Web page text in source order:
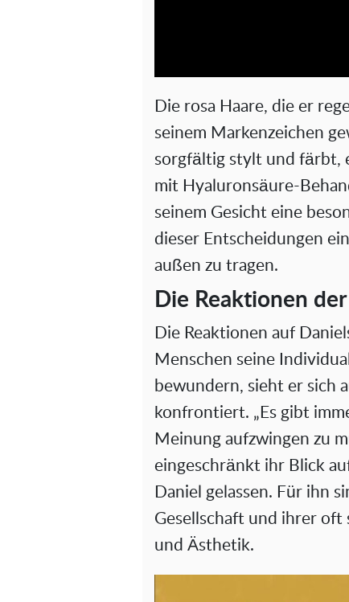
Die rosa Haare, die er
seinem Markenzeichen
sorgfältig stylt und färbt,
mit Hyaluronsäure-
seinem Gesicht eine
dieser Entscheidungen
außen zu tragen.
Die Reaktionen
Die Reaktionen auf
Menschen seine
bewundern, sieht er sich
konfrontiert. „Es gibt
Meinung aufzwingen zu
eingeschränkt ihr Blick
Daniel gelassen. Für ihn
Gesellschaft und ihrer
und Ästhetik.